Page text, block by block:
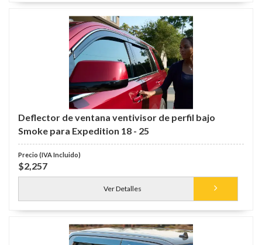
Deflector de ventana ventivisor de perfil bajo
Smoke para Expedition 18 - 25
$2,257
Ver Detalles